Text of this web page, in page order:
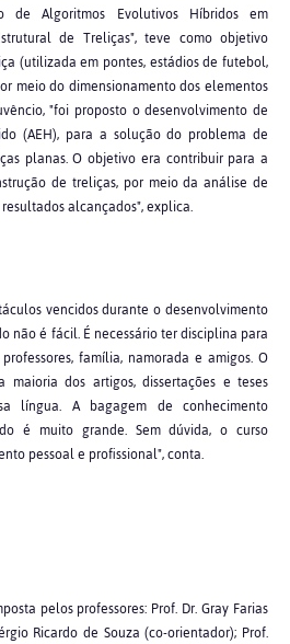
Algoritmos Evolutivos Híbridos em
de Treliças", teve como objetivo
(utilizada em pontes, estádios de futebol,
meio do dimensionamento dos elementos
"foi proposto o desenvolvimento de
(AEH), para a solução do problema de
planas. O objetivo era contribuir para a
de treliças, por meio da análise de
alcançados", explica.
vencidos durante o desenvolvimento
não é fácil. É necessário ter disciplina para
família, namorada e amigos. O
dos artigos, dissertações e teses
língua. A bagagem de conhecimento
é muito grande. Sem dúvida, o curso
pessoal e profissional", conta.
pelos professores: Prof. Dr. Gray Farias
Ricardo de Souza (co-orientador); Prof.